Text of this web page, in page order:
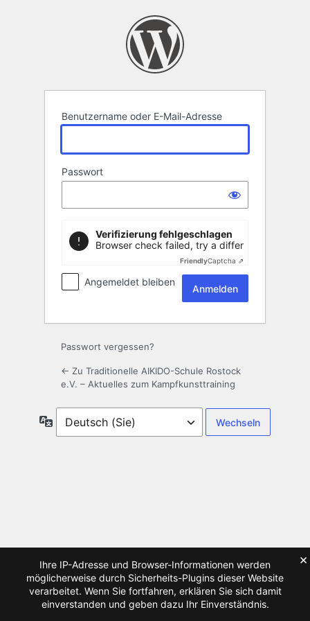
Benutzername oder E-Mail-Adresse
Passwort
Verifizierung fehlgeschlagen
Browser check failed, try a different browser
FriendlyCaptcha ⇗
Angemeldet bleiben
Passwort vergessen?
← Zu Traditionelle AIKIDO-Schule Rostock
e.V. – Aktuelles zum Kampfkunsttraining
Sprache
Ihre IP-Adresse und Browser-Informationen werden
möglicherweise durch Sicherheits-Plugins dieser Website
verarbeitet. Wenn Sie fortfahren, erklären Sie sich damit
einverstanden und geben dazu Ihr Einverständnis.
×